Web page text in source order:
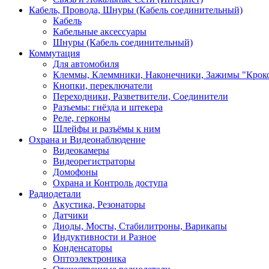
Кабель, Провода, Шнуры (Кабель соединительный)
Кабель
Кабельные аксессуары
Шнуры (Кабель соединительный)
Коммутация
Для автомобиля
Клеммы, Клеммники, Наконечники, Зажимы
Кнопки, переключатели
Переходники, Разветвители, Соединители
Разъемы: гнёзда и штекера
Реле, герконы
Шлейфы и разъёмы к ним
Охрана и Видеонаблюдение
Видеокамеры
Видеорегистраторы
Домофоны
Охрана и Контроль доступа
Радиодетали
Акустика, Резонаторы
Датчики
Диоды, Мосты, Стабилитроны, Варикапы
Индуктивности и Разное
Конденсаторы
Оптоэлектроника